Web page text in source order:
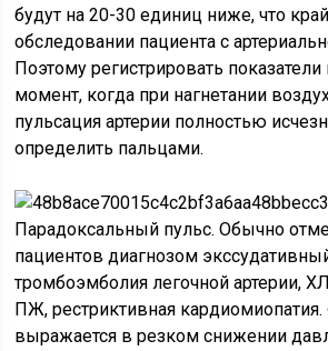
будут на 20-30 единиц ниже, что
обследовании пациента с
Поэтому регистрировать
момент, когда при нагнетании
пульсация артерии полностью
определить пальцами.
Парадоксальный пульс. Обычно
пациентов диагнозом
тромбоэмболия легочной артерии,
ПЖ, рестриктивная
выражается в резком снижении